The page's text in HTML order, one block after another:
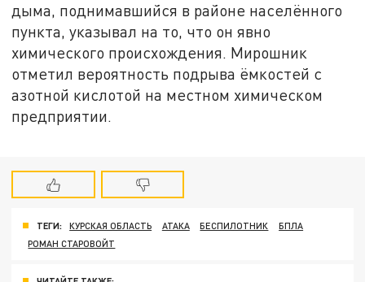
дыма, поднимавшийся в районе населённого
пункта, указывал на то, что он явно
химического происхождения. Мирошник
отметил вероятность подрыва ёмкостей с
азотной кислотой на местном химическом
предприятии.
ТЕГИ: КУРСКАЯ ОБЛАСТЬ АТАКА БЕСПИЛОТНИК
БПЛА
РОМАН СТАРОВОЙТ